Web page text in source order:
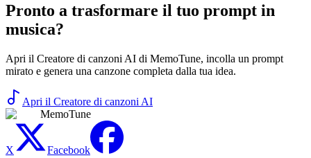
Pronto a trasformare il tuo prompt in
musica?
Apri il Creatore di canzoni AI di MemoTune, incolla un prompt
mirato e genera una canzone completa dalla tua idea.
Apri il Creatore di canzoni AI
MemoTune
X
Facebook